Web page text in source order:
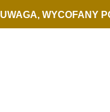
Idź do treści
UWAGA, WYCOFANY